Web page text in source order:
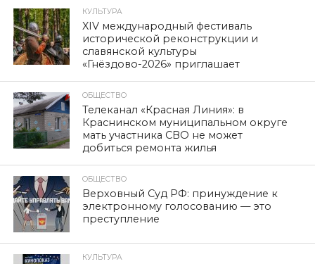
КУЛЬТУРА
XIV международный фестиваль
исторической реконструкции и
славянской культуры
«Гнёздово-2026» приглашает
ОБЩЕСТВО
Телеканал «Красная Линия»: в
Краснинском муниципальном округе
мать участника СВО не может
добиться ремонта жилья
ОБЩЕСТВО
Верховный Суд РФ: принуждение к
электронному голосованию — это
преступление
КУЛЬТУРА